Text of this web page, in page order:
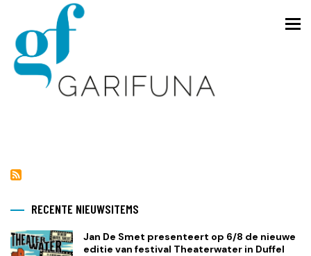
naar
inhoud
gaan
RECENTE NIEUWSITEMS
Jan De Smet presenteert op 6/8 de nieuwe
editie van festival Theaterwater in Duffel